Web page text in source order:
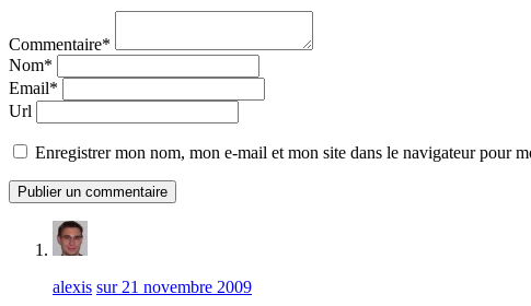
Commentaire*
Nom*
Email*
Url
Enregistrer mon nom, mon e-mail et mon site dans le navigateur pour
alexis sur 21 novembre 2009